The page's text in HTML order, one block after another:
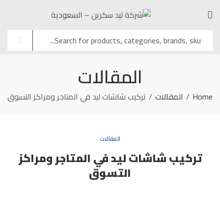
المقالات
Home المقالات تركيب شاشات ليد في المتاجر ومراكز التسوق
المقالات
تركيب شاشات ليد في المتاجر ومراكز
التسوق